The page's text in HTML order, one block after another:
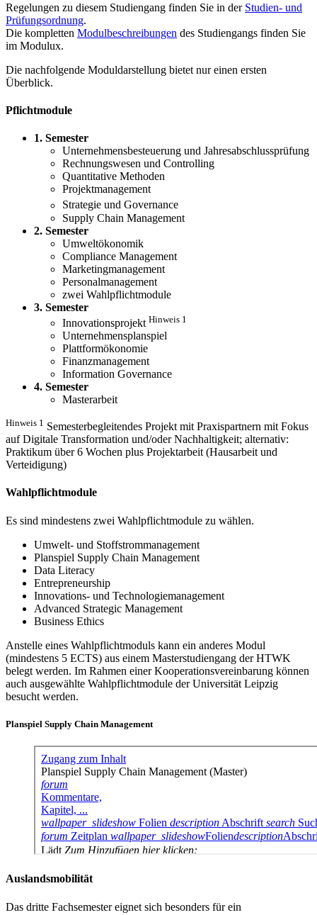
Regelungen zu diesem Studiengang finden Sie in der Studien- und
Prüfungsordnung.
Die kompletten Modulbeschreibungen des Studiengangs finden Sie
im Modulux.
Die nachfolgende Moduldarstellung bietet nur einen ersten
Überblick.
Pflichtmodule
1. Semester
Unternehmensbesteuerung und Jahresabschlussprüfung
Rechnungswesen und Controlling
Quantitative Methoden
Projektmanagement
Strategie und Governance
Supply Chain Management
2. Semester
Umweltökonomik
Compliance Management
Marketingmanagement
Personalmanagement
zwei Wahlpflichtmodule
3. Semester
Innovationsprojekt Hinweis 1
Unternehmensplanspiel
Plattformökonomie
Finanzmanagement
Information Governance
4. Semester
Masterarbeit
Hinweis 1 Semesterbegleitendes Projekt mit Praxispartnern mit Fokus
auf Digitale Transformation und/oder Nachhaltigkeit; alternativ:
Praktikum über 6 Wochen plus Projektarbeit (Hausarbeit und
Verteidigung)
Wahlpflichtmodule
Es sind mindestens zwei Wahlpflichtmodule zu wählen.
Umwelt- und Stoffstrommanagement
Planspiel Supply Chain Management
Data Literacy
Entrepreneurship
Innovations- und Technologiemanagement
Advanced Strategic Management
Business Ethics
Anstelle eines Wahlpflichtmoduls kann ein anderes Modul
(mindestens 5 ECTS) aus einem Masterstudiengang der HTWK
belegt werden. Im Rahmen einer Kooperationsvereinbarung können
auch ausgewählte Wahlpflichtmodule der Universität Leipzig
besucht werden.
Planspiel Supply Chain Management
Auslandsmobilität
Das dritte Fachsemester eignet sich besonders für ein